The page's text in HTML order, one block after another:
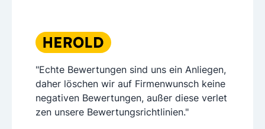
"Echte Bewertungen sind uns ein Anliegen,
daher löschen wir auf Firmenwunsch keine
negativen Bewertungen, außer diese verlet
zen unsere Bewertungsrichtlinien."